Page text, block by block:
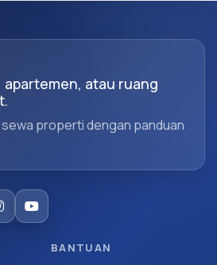
apartemen, atau ruang
sewa properti dengan panduan
BANTUAN